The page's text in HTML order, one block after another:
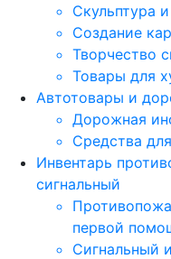
Скульптура
Создание
Творчество
Товары для
Автотовары и
Дорожная
Средства
Инвентарь
сигнальный
первой
Сигнальный